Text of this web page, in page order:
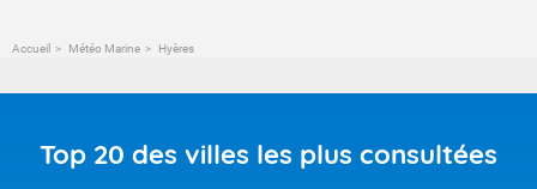
Accueil Météo Marine Hyères
Top 20 des villes les plus consultées